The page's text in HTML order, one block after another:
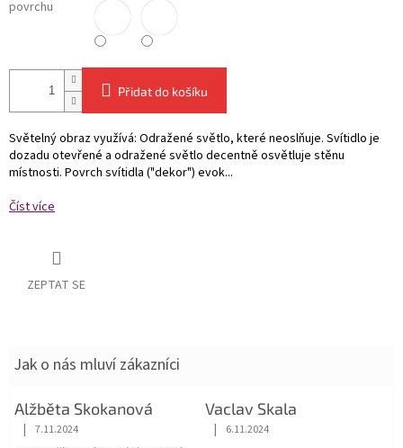
povrchu
Přidat do košíku
Světelný obraz využívá: Odražené světlo, které neoslňuje. Svítidlo je
dozadu otevřené a odražené světlo decentně osvětluje stěnu
místnosti. Povrch svítidla ("dekor") evok...
Číst více
ZEPTAT SE
Jak o nás mluví zákazníci
Alžběta Skokanová
Hodnocení obchodu je 5 z 5 hvězdiček.
| 7.11.2024
Vaclav Skala
Hodnocení obchodu je 5 z 5
| 6.11.2024